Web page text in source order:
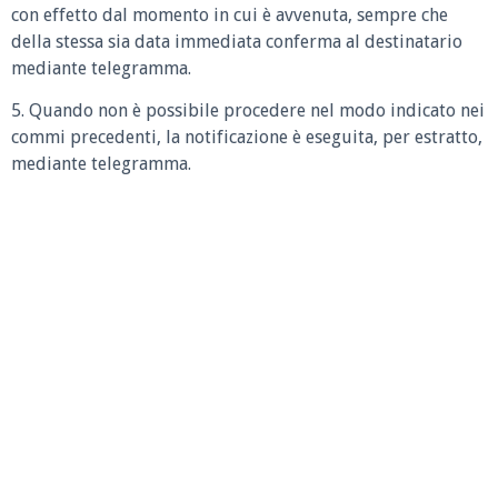
con effetto dal momento in cui è avvenuta, sempre che
della stessa sia data immediata conferma al destinatario
mediante telegramma.
5. Quando non è possibile procedere nel modo indicato nei
commi precedenti, la notificazione è eseguita, per estratto,
mediante telegramma.